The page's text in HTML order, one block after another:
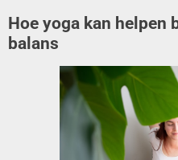
Hoe yoga kan helpen
balans